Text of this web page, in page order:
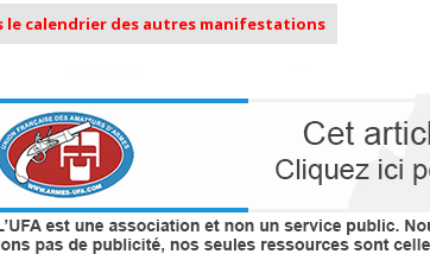
le calendrier des autres manifestations